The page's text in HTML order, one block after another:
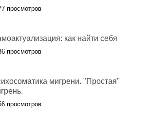
просмотров
как найти себя
просмотров
мигрени. "Простая"
просмотров